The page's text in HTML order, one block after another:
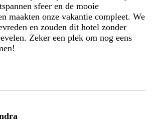
sfeer en de mooie
maakten onze vakantie compleet. We
en zouden dit hotel zonder
Zeker een plek om nog eens